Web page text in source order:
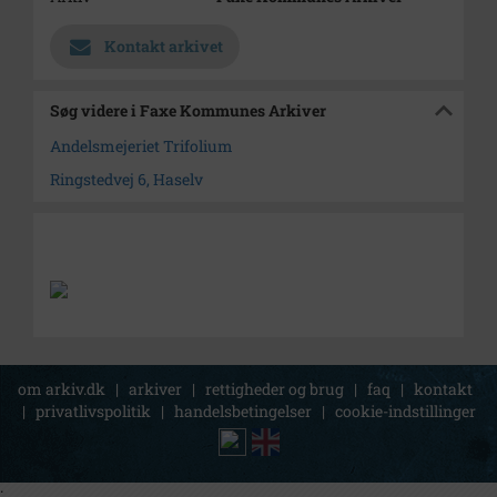
Kontakt arkivet
Søg videre i Faxe Kommunes Arkiver
Andelsmejeriet Trifolium
Ringstedvej 6, Haselv
om arkiv.dk | arkiver | rettigheder og brug | faq | kontakt
| privatlivspolitik | handelsbetingelser | cookie-indstillinger